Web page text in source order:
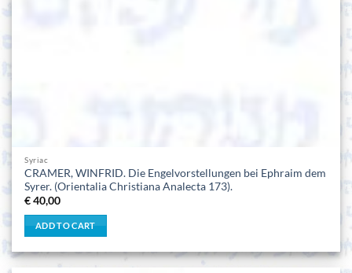
Syriac
CRAMER, WINFRID. Die Engelvorstellungen bei Ephraim dem
Syrer. (Orientalia Christiana Analecta 173).
€40,00
ADD TO CART